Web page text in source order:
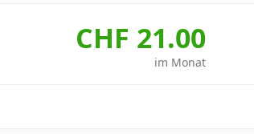
CHF 21.00
im Monat